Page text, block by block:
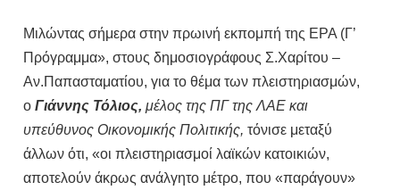
Μιλώντας σήμερα στην πρωινή εκπομπή της ΕΡΑ (Γ’
Πρόγραμμα», στους δημοσιογράφους Σ.Χαρίτου –
Αν.Παπασταματίου, για το θέμα των πλειστηριασμών,
οΓιάννης Τόλιος,μέλος της ΠΓ της ΛΑΕ και
υπεύθυνος Οικονομικής Πολιτικής, τόνισε μεταξύ
άλλων ότι, «οι πλειστηριασμοί λαϊκών κατοικιών,
αποτελούν άκρως ανάλγητο μέτρο, που «παράγουν»